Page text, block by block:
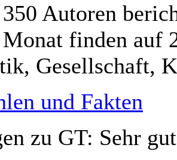
Autoren
finden auf
Gesellschaft,
und Fakten
zu GT: Sehr